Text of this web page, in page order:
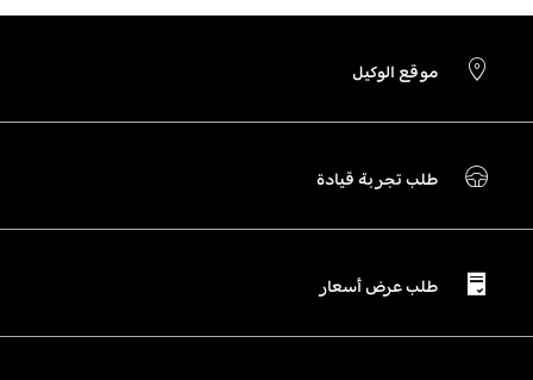
موقع الوكيل
طلب تجربة قيادة
طلب عرض أسعار